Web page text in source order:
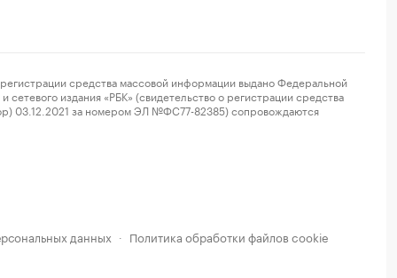
средства массовой информации выдано Федеральной
издания «РБК» (свидетельство о регистрации средства
03.12.2021 за номером ЭЛ №ФС77-82385) сопровождаются
данных · Политика обработки файлов cookie